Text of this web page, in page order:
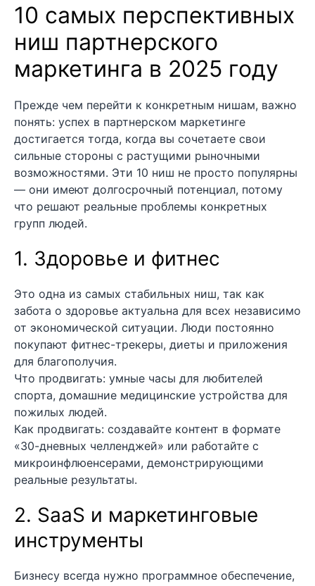
10 самых перспективных
ниш партнерского
маркетинга в 2025 году
Прежде чем перейти к конкретным нишам, важно
понять: успех в партнерском маркетинге
достигается тогда, когда вы сочетаете свои
сильные стороны с растущими рыночными
возможностями. Эти 10 ниш не просто популярны
— они имеют долгосрочный потенциал, потому
что решают реальные проблемы конкретных
групп людей.
1. Здоровье и фитнес
Это одна из самых стабильных ниш, так как
забота о здоровье актуальна для всех независимо
от экономической ситуации. Люди постоянно
покупают фитнес-трекеры, диеты и приложения
для благополучия.
Что продвигать: умные часы для любителей
спорта, домашние медицинские устройства для
пожилых людей.
Как продвигать: создавайте контент в формате
«30-дневных челленджей» или работайте с
микроинфлюенсерами, демонстрирующими
реальные результаты.
2. SaaS и маркетинговые
инструменты
Бизнесу всегда нужно программное обеспечение,